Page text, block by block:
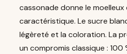
cassonade donne le
caractéristique. Le sucre
légèreté et la coloration. La
un compromis classique : 100